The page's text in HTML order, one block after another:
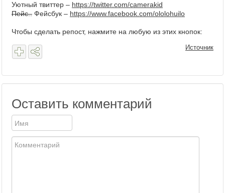
Уютный твиттер – https://twitter.com/camerakid
Пейс.. Фейсбук – https://www.facebook.com/ololohuilo
Чтобы сделать репост, нажмите на любую из этих кнопок:
Источник
Оставить комментарий